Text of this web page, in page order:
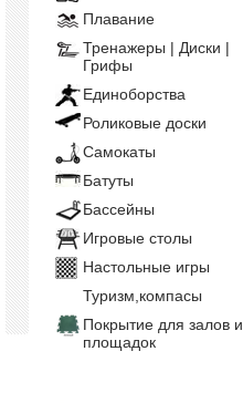
Плавание
Тренажеры | Диски |
Грифы
Единоборства
Роликовые доски
Самокаты
Батуты
Бассейны
Игровые столы
Настольные игры
Туризм,компасы
Покрытие для залов и
площадок